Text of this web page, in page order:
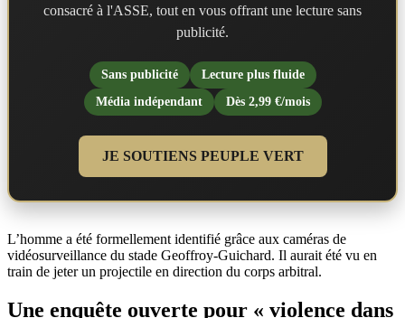
consacré à l'ASSE, tout en vous offrant une lecture sans
publicité.
Sans publicité
Lecture plus fluide
Média indépendant
Dès 2,99 €/mois
JE SOUTIENS PEUPLE VERT
L’homme a été formellement identifié grâce aux caméras de
vidéosurveillance du stade Geoffroy-Guichard. Il aurait été vu en
train de jeter un projectile en direction du corps arbitral.
Une enquête ouverte pour « violence dans